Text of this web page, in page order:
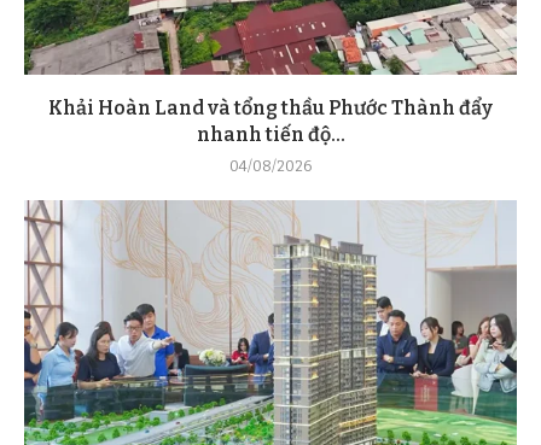
Khải Hoàn Land và tổng thầu Phước Thành đẩy
nhanh tiến độ...
04/08/2026